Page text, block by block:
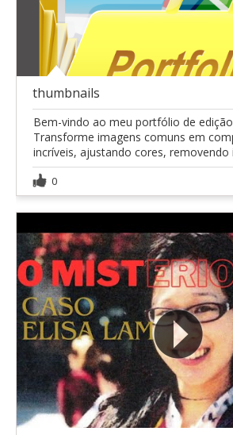
thumbnails
Bem-vindo ao meu portfólio de
Transforme imagens comuns em
incríveis, ajustando cores, removendo
0